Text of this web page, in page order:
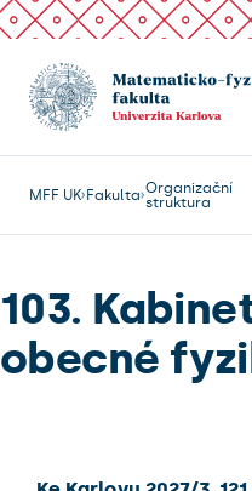
MFF UK Fakulta Organizační
struktura
103.
obecné